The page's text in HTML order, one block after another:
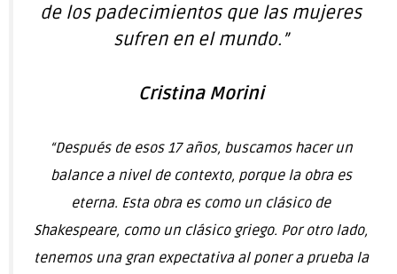
de los padecimientos que las mujeres
sufren en el mundo.”
Cristina Morini
“Después de esos 17 años, buscamos hacer un
balance a nivel de contexto, porque la obra es
eterna. Esta obra es como un clásico de
Shakespeare, como un clásico griego. Por otro lado,
tenemos una gran expectativa al poner a prueba la